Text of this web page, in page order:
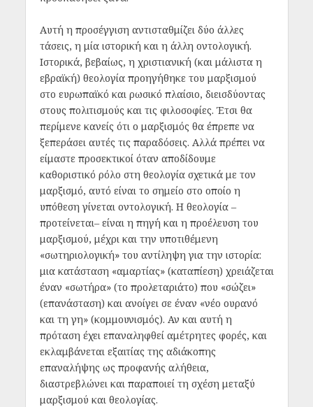
Αυτή η προσέγγιση αντισταθμίζει δύο άλλες
τάσεις, η μία ιστορική και η άλλη οντολογική.
Ιστορικά, βεβαίως, η χριστιανική (και μάλιστα η
εβραϊκή) θεολογία προηγήθηκε του μαρξισμού
στο ευρωπαϊκό και ρωσικό πλαίσιο, διεισδύοντας
στους πολιτισμούς και τις φιλοσοφίες. Έτσι θα
περίμενε κανείς ότι ο μαρξισμός θα έπρεπε να
ξεπεράσει αυτές τις παραδόσεις. Αλλά πρέπει να
είμαστε προσεκτικοί όταν αποδίδουμε
καθοριστικό ρόλο στη θεολογία σχετικά με τον
μαρξισμό, αυτό είναι το σημείο στο οποίο η
υπόθεση γίνεται οντολογική. Η θεολογία –
προτείνεται– είναι η πηγή και η προέλευση του
μαρξισμού, μέχρι και την υποτιθέμενη
«σωτηριολογική» του αντίληψη για την ιστορία:
μια κατάσταση «αμαρτίας» (καταπίεση) χρειάζεται
έναν «σωτήρα» (το προλεταριάτο) που «σώζει»
(επανάσταση) και ανοίγει σε έναν «νέο ουρανό
και τη γη» (κομμουνισμός). Αν και αυτή η
πρόταση έχει επαναληφθεί αμέτρητες φορές, και
εκλαμβάνεται εξαιτίας της αδιάκοπης
επαναλήψης ως προφανής αλήθεια,
διαστρεβλώνει και παραποιεί τη σχέση μεταξύ
μαρξισμού και θεολογίας.